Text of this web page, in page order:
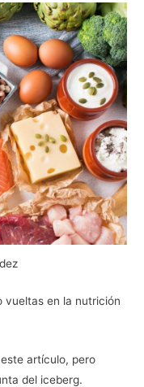
vueltas en la nutrición
artículo, pero
del iceberg.